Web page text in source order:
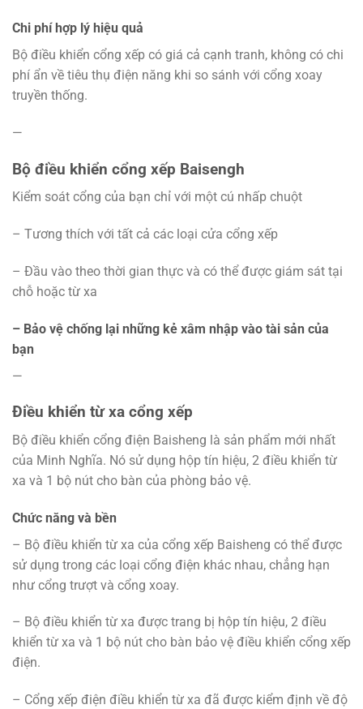
Chi phí hợp lý hiệu quả
Bộ điều khiển cổng xếp có giá cả cạnh tranh, không có chi
phí ẩn về tiêu thụ điện năng khi so sánh với cổng xoay
truyền thống.
—
Bộ điều khiển cổng xếp Baisengh
Kiểm soát cổng của bạn chỉ với một cú nhấp chuột
– Tương thích với tất cả các loại cửa cổng xếp
– Đầu vào theo thời gian thực và có thể được giám sát tại
chỗ hoặc từ xa
– Bảo vệ chống lại những kẻ xâm nhập vào tài sản của
bạn
—
Điều khiển từ xa cổng xếp
Bộ điều khiển cổng điện Baisheng là sản phẩm mới nhất
của Minh Nghĩa. Nó sử dụng hộp tín hiệu, 2 điều khiển từ
xa và 1 bộ nút cho bàn của phòng bảo vệ.
Chức năng và bền
– Bộ điều khiển từ xa của cổng xếp Baisheng có thể được
sử dụng trong các loại cổng điện khác nhau, chẳng hạn
như cổng trượt và cổng xoay.
– Bộ điều khiển từ xa được trang bị hộp tín hiệu, 2 điều
khiển từ xa và 1 bộ nút cho bàn bảo vệ điều khiển cổng xếp
điện.
– Cổng xếp điện điều khiển từ xa đã được kiểm định về độ